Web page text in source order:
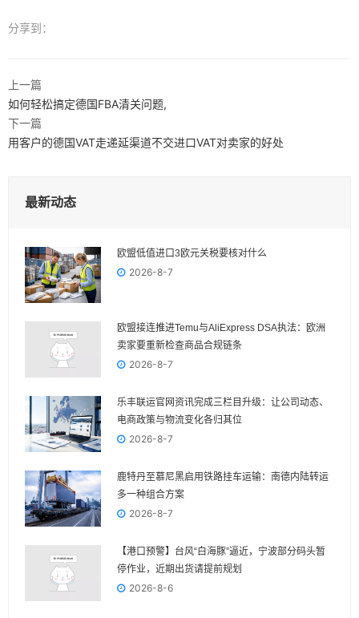
分享到：
上一篇
如何轻松搞定德国FBA清关问题,
下一篇
用客户的德国VAT走递延渠道不交进口VAT对卖家的好处
最新动态
欧盟低值进口3欧元关税要核对什么
2026-8-7
欧盟接连推进Temu与AliExpress DSA执法：欧洲
卖家要重新检查商品合规链条
2026-8-7
乐丰联运官网资讯完成三栏目升级：让公司动态、
电商政策与物流变化各归其位
2026-8-7
鹿特丹至慕尼黑启用铁路挂车运输：南德内陆转运
多一种组合方案
2026-8-7
【港口预警】台风“白海豚”逼近，宁波部分码头暂
停作业，近期出货请提前规划
2026-8-6